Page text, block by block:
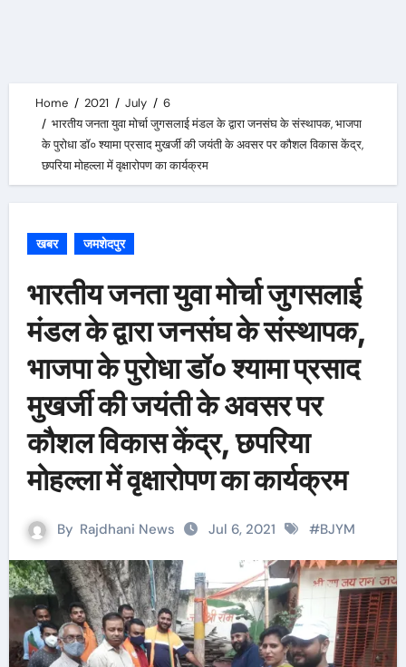
Home 2021 July
6
भारतीय जनता युवा मोर्चा जुगसलाई मंडल के द्वारा जनसंघ के संस्थापक, भाजपा
के पुरोधा डॉ० श्यामा प्रसाद मुखर्जी की जयंती के अवसर पर कौशल विकास केंद्र,
छपरिया मोहल्ला में वृक्षारोपण का कार्यक्रम
खबर जमशेदपुर
भारतीय जनता युवा मोर्चा जुगसलाई
मंडल के द्वारा जनसंघ के संस्थापक,
भाजपा के पुरोधा डॉ० श्यामा प्रसाद
मुखर्जी की जयंती के अवसर पर
कौशल विकास केंद्र, छपरिया
मोहल्ला में वृक्षारोपण का कार्यक्रम
By Rajdhani News Jul 6, 2021 #BJYM